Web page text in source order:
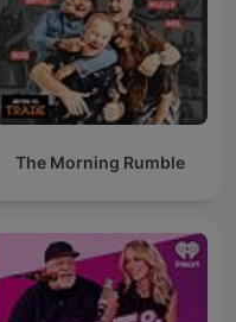
The Morning Rumble